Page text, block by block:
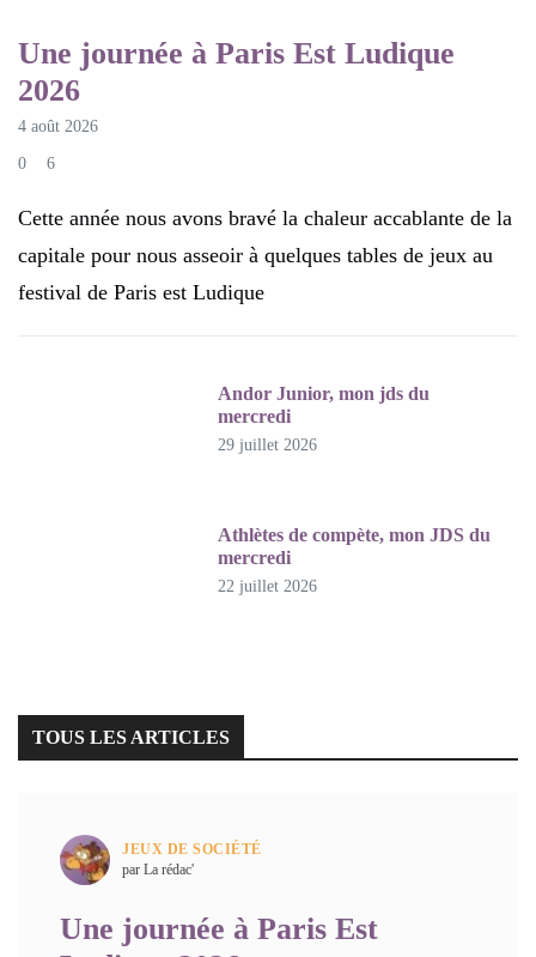
JEUX DE SOCIÉTÉ
Une journée à Paris Est Ludique
2026
4 août 2026
0 6
Cette année nous avons bravé la chaleur accablante de la
capitale pour nous asseoir à quelques tables de jeux au
festival de Paris est Ludique
Andor Junior, mon jds du
mercredi
29 juillet 2026
Athlètes de compète, mon JDS du
mercredi
22 juillet 2026
TOUS LES ARTICLES
JEUX DE SOCIÉTÉ
par La rédac'
Une journée à Paris Est